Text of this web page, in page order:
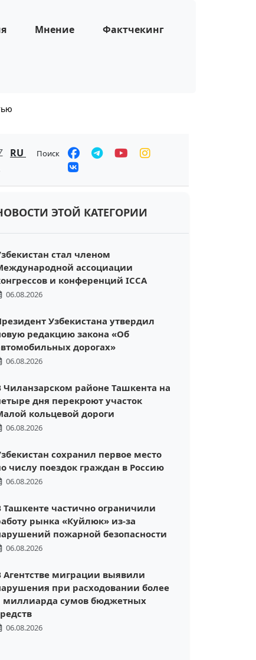
Мнение Фактчекинг
RU Поиск
ЭТОЙ КАТЕГОРИИ
стал членом
ассоциации
и конференций ICCA
06.08.2026
Узбекистана утвердил
редакцию закона «Об
дорогах»
06.08.2026
Чиланзарском районе Ташкента на
дня перекроют участок
кольцевой дороги
06.08.2026
сохранил первое место
числу поездок граждан в Россию
06.08.2026
Ташкенте частично ограничили
рынка «Куйлюк» из-за
пожарной безопасности
06.08.2026
Агентстве миграции выявили
при расходовании более
миллиарда сумов бюджетных
06.08.2026